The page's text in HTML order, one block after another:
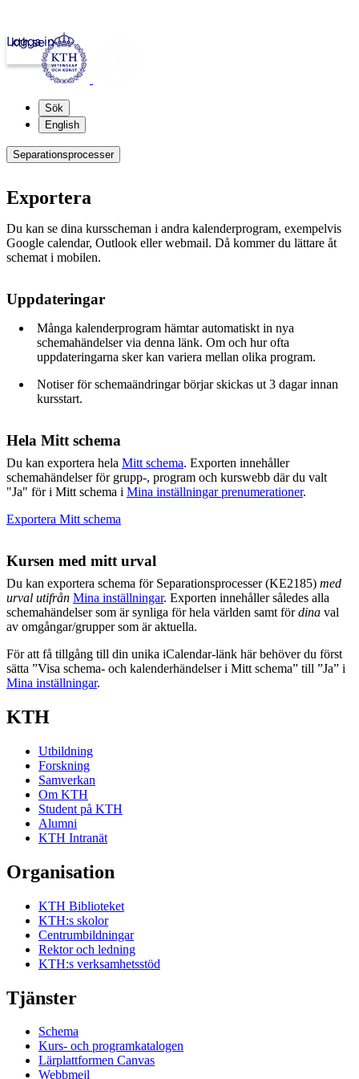
kth.se
Logga in
Sök
English
Separationsprocesser
Exportera
Du kan se dina kursscheman i andra kalenderprogram, exempelvis
Google calendar, Outlook eller webmail. Då kommer du lättare åt
schemat i mobilen.
Uppdateringar
Många kalenderprogram hämtar automatiskt in nya
schemahändelser via denna länk. Om och hur ofta
uppdateringarna sker kan variera mellan olika program.
Notiser för schemaändringar börjar skickas ut 3 dagar innan
kursstart.
Hela Mitt schema
Du kan exportera hela Mitt schema. Exporten innehåller
schemahändelser för grupp-, program och kurswebb där du valt
"Ja" för i Mitt schema i Mina inställningar prenumerationer.
Exportera Mitt schema
Kursen med mitt urval
Du kan exportera schema för Separationsprocesser (KE2185) med
urval utifrån Mina inställningar. Exporten innehåller således alla
schemahändelser som är synliga för hela världen samt fördina val
av omgångar/grupper som är aktuella.
För att få tillgång till din unika iCalendar-länk här behöver du först
sätta ”Visa schema- och kalenderhändelser i Mitt schema” till ”Ja” i
Mina inställningar.
KTH
Utbildning
Forskning
Samverkan
Om KTH
Student på KTH
Alumni
KTH Intranät
Organisation
KTH Biblioteket
KTH:s skolor
Centrumbildningar
Rektor och ledning
KTH:s verksamhetsstöd
Tjänster
Schema
Kurs- och programkatalogen
Lärplattformen Canvas
Webbmejl